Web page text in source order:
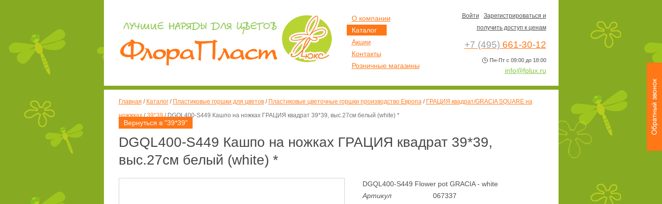
Главная / Каталог/ Пластиковые горшки для цветов/ Пластиковые цветочные горшки производство Европа/ ГРАЦИЯ квадрат/GRACIA SQUARE на
ножжках/39*39/DGQL400-S449 Кашпо на ножках ГРАЦИЯ квадрат 39*39, выс.27см белый (white) *
Вернуться в "39*39"
DGQL400-S449 Кашпо на ножках ГРАЦИЯ квадрат 39*39,
выс.27см белый (white) *
DGQL400-S449 Flower pot GRACIA - white
Артикул
067337
О компании
Каталог
Акции
Контакты
Розничные магазины
Войти
Зарегистрироваться и
получить доступ к ценам
+7 (495) 661-30-12
Пн-Пт с 09:00 до 18:00
info@fplux.ru